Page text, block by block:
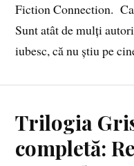
Fiction Connection.
Sunt atât de mulți
iubesc, că nu știu pe
Trilogia
completă: